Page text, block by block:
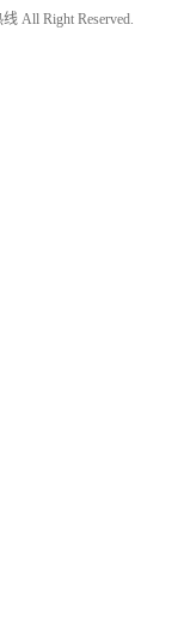
All Right Reserved.